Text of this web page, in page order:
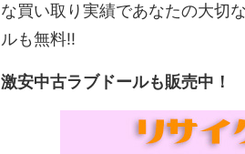
な買い取り実績であなたの大切
ルも無料!!
激安中古ラブドールも販売中！